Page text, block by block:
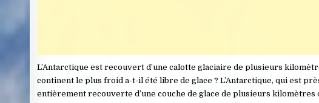
L’Antarctique est recouvert d’une calotte glaciaire de plusieurs
continent le plus froid a-t-il été libre de glace ? L’Antarctique, qui est
entièrement recouverte d’une couche de glace de plusieurs kilomètres